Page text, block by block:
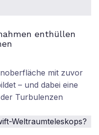
enthüllen
mit zuvor
– und dabei eine
Turbulenzen